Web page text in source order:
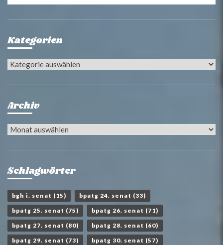
Kategorien
Kategorien
Archiv
Archiv
Schlagwörter
bgh i. senat (15) bpatg 24. senat (33)
bpatg 25. senat (75) bpatg 26. senat (71)
bpatg 27. senat (80) bpatg 28. senat (60)
bpatg 29. senat (73) bpatg 30. senat (57)